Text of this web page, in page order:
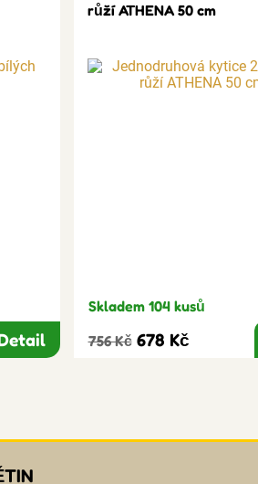
růží ATHENA 50 cm
Skladem 104 kusů
756 Kč 678 Kč